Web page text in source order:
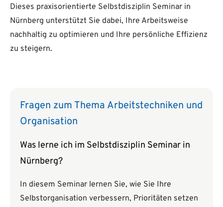
Dieses praxisorientierte Selbstdisziplin Seminar in
Nürnberg unterstützt Sie dabei, Ihre Arbeitsweise
nachhaltig zu optimieren und Ihre persönliche Effizienz
zu steigern.
Fragen zum Thema Arbeitstechniken und
Organisation
Was lerne ich im Selbstdisziplin Seminar in
Nürnberg?
In diesem Seminar lernen Sie, wie Sie Ihre
Selbstorganisation verbessern, Prioritäten setzen